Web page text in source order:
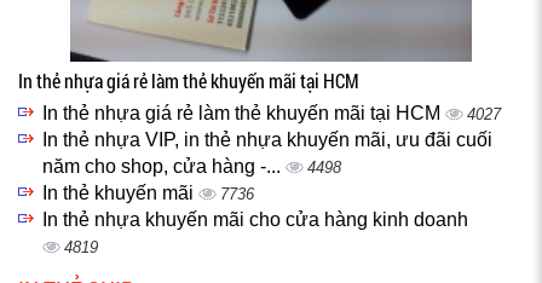
In thẻ nhựa giá rẻ làm thẻ khuyến mãi tại HCM
In thẻ nhựa giá rẻ làm thẻ khuyến mãi tại HCM 4027
In thẻ nhựa VIP, in thẻ nhựa khuyến mãi, ưu đãi cuối
năm cho shop, cửa hàng -...
4498
In thẻ khuyến mãi 7736
In thẻ nhựa khuyến mãi cho cửa hàng kinh doanh
4819